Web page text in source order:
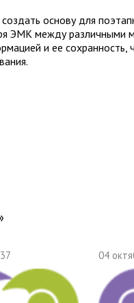
основу для
ЭМК между различными
и ее сохранность,
04